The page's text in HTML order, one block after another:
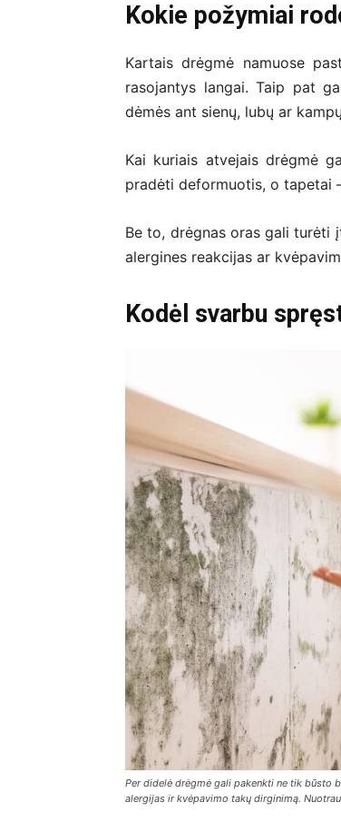
Kokie požymiai
Kartais drėgmė namuose
rasojantys langai. Taip pat
dėmės ant sienų, lubų ar
Kai kuriais atvejais drėgmė
pradėti deformuotis, o tapetai
Be to, drėgnas oras gali turėti
alergines reakcijas ar
Kodėl svarbu
Per didelė drėgmė gali pakenkti ne tik būsto
alergijas ir kvėpavimo takų dirginimą.